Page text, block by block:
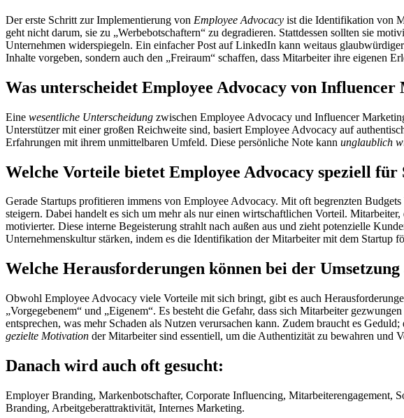
Der erste Schritt zur Implementierung von Employee Advocacy ist die Identifikation von
geht nicht darum, sie zu „Werbebotschaftern“ zu degradieren. Stattdessen sollten sie
Unternehmen widerspiegeln. Ein einfacher Post auf LinkedIn kann weitaus
Inhalte vorgeben, sondern auch den „Freiraum“ schaffen, dass Mitarbeiter ihre eigenen
Was unterscheidet Employee Advocacy von
Eine wesentliche Unterscheidung zwischen Employee Advocacy und Influencer
Unterstützer mit einer großen Reichweite sind, basiert Employee Advocacy auf
Erfahrungen mit ihrem unmittelbaren Umfeld. Diese persönliche Note kann unglaublich
Welche Vorteile bietet Employee Advocacy speziell für
Gerade Startups profitieren immens von Employee Advocacy. Mit oft begrenzten
steigern. Dabei handelt es sich um mehr als nur einen wirtschaftlichen Vorteil.
motivierter. Diese interne Begeisterung strahlt nach außen aus und zieht potenzielle
Unternehmenskultur stärken, indem es die Identifikation der Mitarbeiter mit dem Startup
Welche Herausforderungen können bei der
Obwohl Employee Advocacy viele Vorteile mit sich bringt, gibt es auch
„Vorgegebenem“ und „Eigenem“. Es besteht die Gefahr, dass sich Mitarbeiter
entsprechen, was mehr Schaden als Nutzen verursachen kann. Zudem braucht es
gezielte Motivation der Mitarbeiter sind essentiell, um die Authentizität zu bewahren und
Danach wird auch oft gesucht:
Employer Branding, Markenbotschafter, Corporate Influencing, Mitarbeiterengagement,
Branding, Arbeitgeberattraktivität, Internes Marketing.